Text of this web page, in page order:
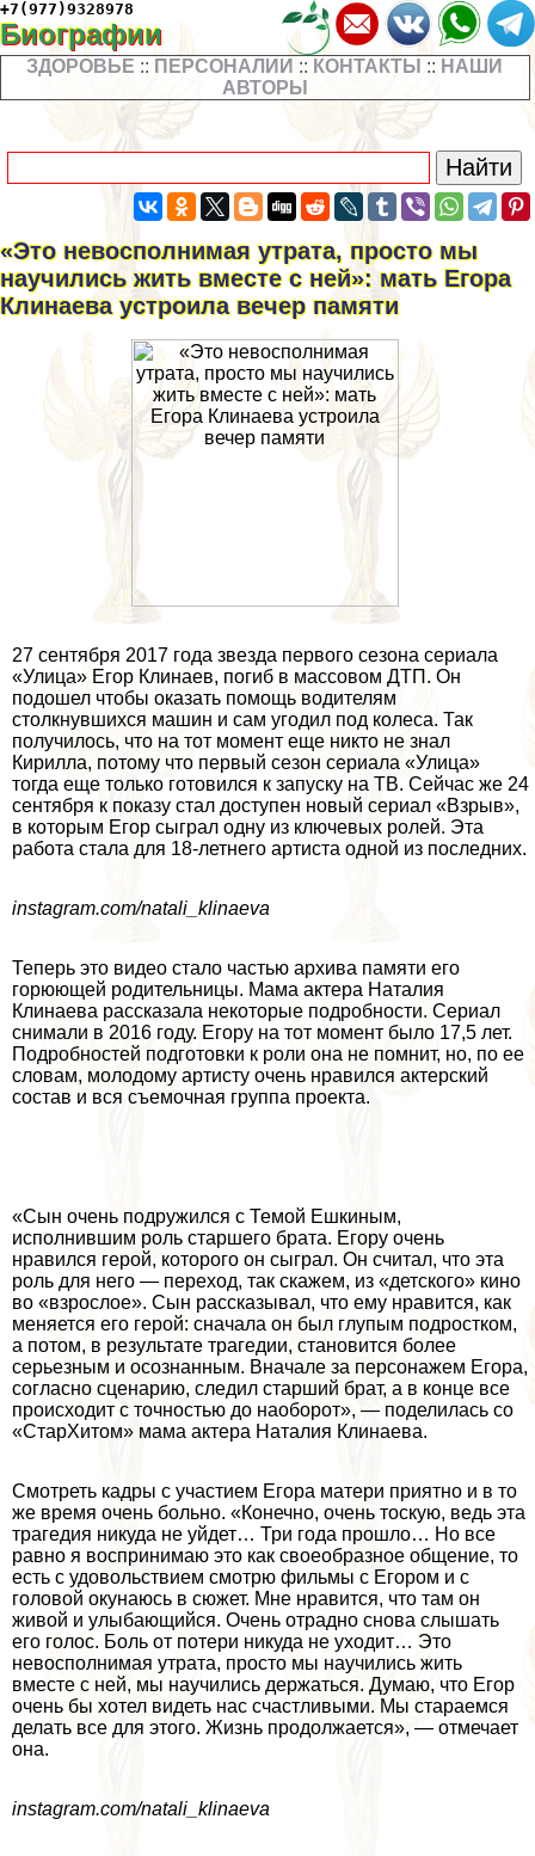
+7(977)9328978
Биографии
ЗДОРОВЬЕ :: ПЕРСОНАЛИИ :: КОНТАКТЫ :: НАШИ
АВТОРЫ
«Это невосполнимая утрата, просто мы
научились жить вместе с ней»: мать Егора
Клинаева устроила вечер памяти
27 сентября 2017 года звезда первого сезона сериала
«Улица» Егор Клинаев, погиб в массовом ДТП. Он
подошел чтобы оказать помощь водителям
столкнувшихся машин и сам угодил под колеса. Так
получилось, что на тот момент еще никто не знал
Кирилла, потому что первый сезон сериала «Улица»
тогда еще только готовился к запуску на ТВ. Сейчас же 24
сентября к показу стал доступен новый сериал «Взрыв»,
в которым Егор сыграл одну из ключевых ролей. Эта
работа стала для 18-летнего артиста одной из последних.
instagram.com/natali_klinaeva
Теперь это видео стало частью архива памяти его
горюющей родительницы. Мама актера Наталия
Клинаева рассказала некоторые подробности. Сериал
снимали в 2016 году. Егору на тот момент было 17,5 лет.
Подробностей подготовки к роли она не помнит, но, по ее
словам, молодому артисту очень нравился актерский
состав и вся съемочная группа проекта.
«Сын очень подружился с Темой Ешкиным,
исполнившим роль старшего брата. Егору очень
нравился герой, которого он сыграл. Он считал, что эта
роль для него — переход, так скажем, из «детского» кино
во «взрослое». Сын рассказывал, что ему нравится, как
меняется его герой: сначала он был глупым подростком,
а потом, в результате трагедии, становится более
серьезным и осознанным. Вначале за персонажем Егора,
согласно сценарию, следил старший брат, а в конце все
происходит с точностью до наоборот», — поделилась со
«СтарХитом» мама актера Наталия Клинаева.
Смотреть кадры с участием Егора матери приятно и в то
же время очень больно. «Конечно, очень тоскую, ведь эта
трагедия никуда не уйдет… Три года прошло… Но все
равно я воспринимаю это как своеобразное общение, то
есть с удовольствием смотрю фильмы с Егором и с
головой окунаюсь в сюжет. Мне нравится, что там он
живой и улыбающийся. Очень отрадно снова слышать
его голос. Боль от потери никуда не уходит… Это
невосполнимая утрата, просто мы научились жить
вместе с ней, мы научились держаться. Думаю, что Егор
очень бы хотел видеть нас счастливыми. Мы стараемся
делать все для этого. Жизнь продолжается», — отмечает
она.
instagram.com/natali_klinaeva